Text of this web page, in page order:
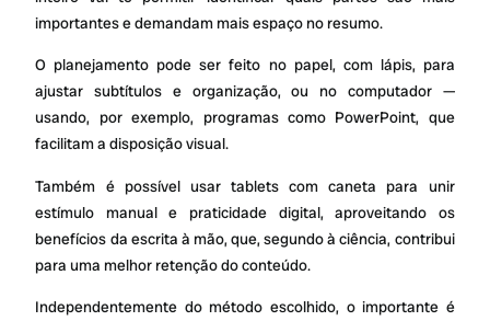
importantes e demandam mais espaço no resumo.
O planejamento pode ser feito no papel, com lápis, para
ajustar subtítulos e organização, ou no computador —
usando, por exemplo, programas como PowerPoint, que
facilitam a disposição visual.
Também é possível usar tablets com caneta para unir
estímulo manual e praticidade digital, aproveitando os
benefícios da escrita à mão, que, segundo à ciência, contribui
para uma melhor retenção do conteúdo.
Independentemente do método escolhido, o importante é